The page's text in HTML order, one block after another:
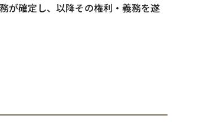
が確定し、以降その権利・義務を遂